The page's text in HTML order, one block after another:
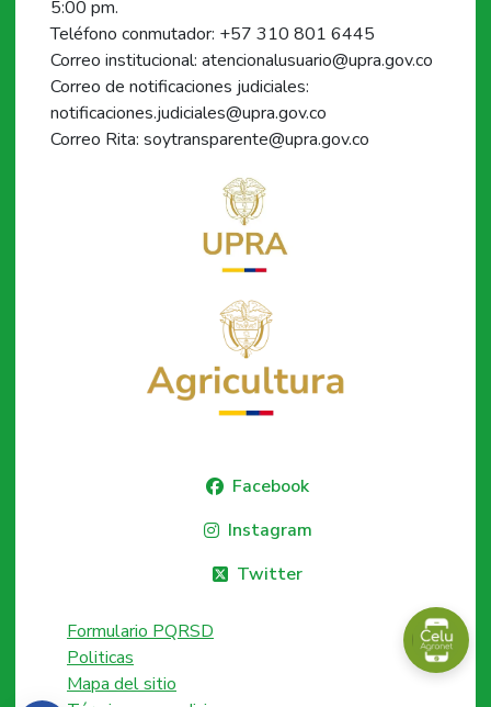
5:00 pm.
Teléfono conmutador: +57 310 801 6445
Correo institucional: atencionalusuario@upra.gov.co
Correo de notificaciones judiciales:
notificaciones.judiciales@upra.gov.co
Correo Rita: soytransparente@upra.gov.co
Facebook
Instagram
Twitter
Formulario PQRSD
Politicas
Mapa del sitio